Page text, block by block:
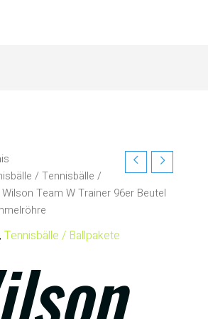
/Tennisbälle /
Team W Trainer 96er Beutel
,Tennisbälle / Ballpakete